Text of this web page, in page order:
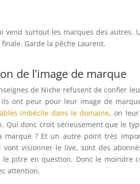
surtout les marques des autres.
Garde la pêche Laurent.
de l’image de marque
de Niche refusent de confier
ils ont peur pour leur image de
imbécile dans le domaine, on
Qui donc croit sérieusement que le
marque ? Et un autre point très
vont visionner le live, sont des
le pitre en question. Donc le moindre
attention.